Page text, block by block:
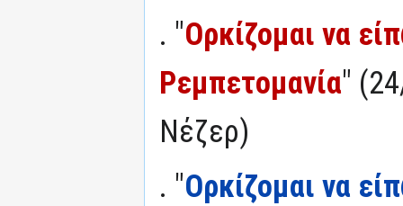
. "Ορκίζομαι να
Ρεμπετομανία"
Νέζερ)
. "Ορκίζομαι να